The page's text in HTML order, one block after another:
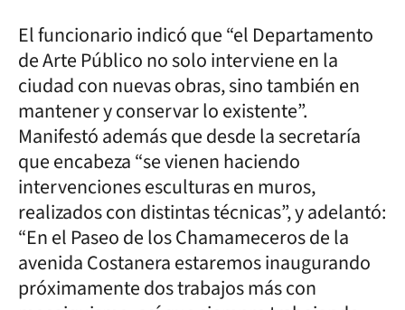
El funcionario indicó que “el Departamento
de Arte Público no solo interviene en la
ciudad con nuevas obras, sino también en
mantener y conservar lo existente”.
Manifestó además que desde la secretaría
que encabeza “se vienen haciendo
intervenciones esculturas en muros,
realizados con distintas técnicas”, y adelantó:
“En el Paseo de los Chamameceros de la
avenida Costanera estaremos inaugurando
próximamente dos trabajos más con